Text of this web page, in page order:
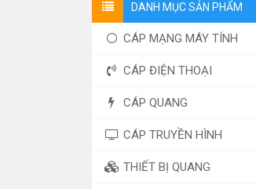
DANH MỤC SẢN PHẨM
CÁP MẠNG MÁY TÍNH
CÁP ĐIỆN THOẠI
CÁP QUANG
CÁP TRUYỀN HÌNH
THIẾT BỊ QUANG